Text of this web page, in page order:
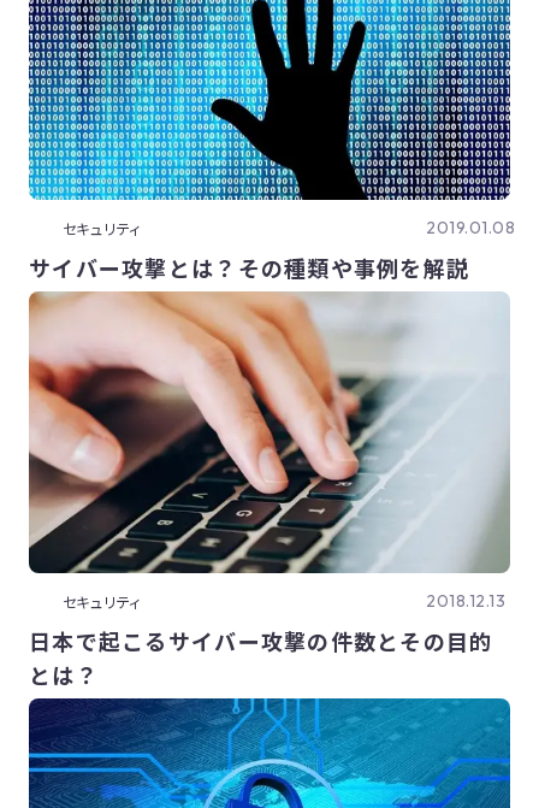
セキュリティ 2019.01.08
サイバー攻撃とは？その種類や事例を解説
セキュリティ 2018.12.13
日本で起こるサイバー攻撃の件数とその目的
とは？